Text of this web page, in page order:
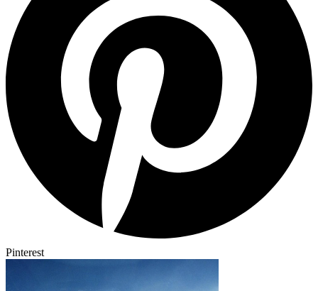
Pinterest